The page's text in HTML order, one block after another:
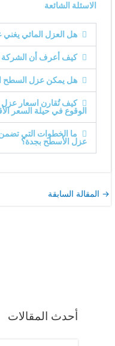
أحدث المقالات
الاسئلة الشائعة
هل العزل المائي
كيف أعرف أن الشركة
هل يمكن عزل السطح
كيف تُقارن اسعار
الوقوع في حيلة السعر
ما الخطوات التي
عزل الأسطح بجدة؟
→ المقالة السابقة